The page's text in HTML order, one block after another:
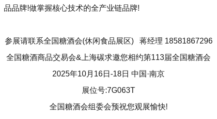
品品牌!做掌握核心技术的全产业链品牌!
参展请联系全国糖酒会(休闲食品展区) 蒋经理 18581867296
全国糖酒商品交易会&上海碳求邀您相约第113届全国糖酒会
2025年10月16日-18日 中国·南京
展位号:7G063T
全国糖酒会组委会预祝您观展愉快!